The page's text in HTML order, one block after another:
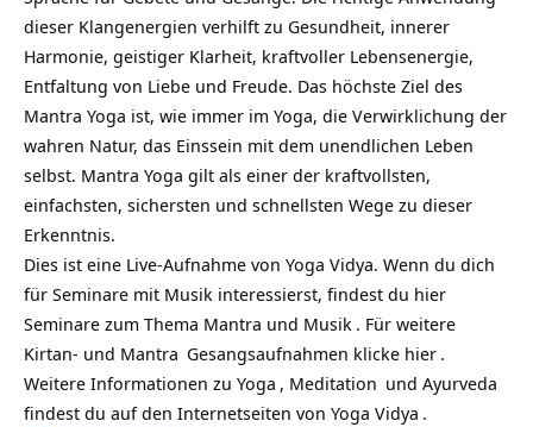
dieser Klangenergien verhilft zu Gesundheit, innerer
Harmonie, geistiger Klarheit, kraftvoller Lebensenergie,
Entfaltung von Liebe und Freude. Das höchste Ziel des
Mantra Yoga ist, wie immer im Yoga, die Verwirklichung der
wahren Natur, das Einssein mit dem unendlichen Leben
selbst. Mantra Yoga gilt als einer der kraftvollsten,
einfachsten, sichersten und schnellsten Wege zu dieser
Erkenntnis.
Dies ist eine Live-Aufnahme von Yoga Vidya. Wenn du dich
für Seminare mit Musik interessierst, findest du hier
Seminare zum Thema Mantra und Musik . Für weitere
Kirtan- und Mantra Gesangsaufnahmen klicke hier .
Weitere Informationen zu Yoga , Meditation und Ayurveda
findest du auf den Internetseiten von Yoga Vidya .